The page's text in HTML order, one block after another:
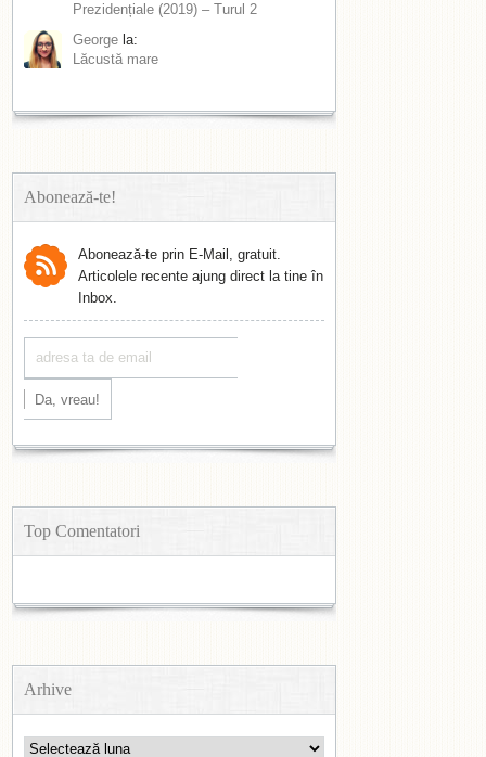
Prezidențiale (2019) – Turul 2
George la:
Lăcustă mare
Abonează-te!
Abonează-te prin E-Mail, gratuit.
Articolele recente ajung direct la tine în
Inbox.
Top Comentatori
Arhive
Arhive